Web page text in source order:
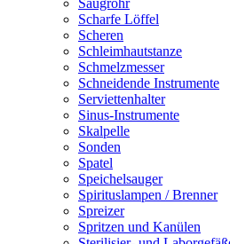
Saugrohr
Scharfe Löffel
Scheren
Schleimhautstanze
Schmelzmesser
Schneidende Instrumente
Serviettenhalter
Sinus-Instrumente
Skalpelle
Sonden
Spatel
Speichelsauger
Spirituslampen / Brenner
Spreizer
Spritzen und Kanülen